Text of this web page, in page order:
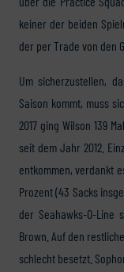
keiner der beiden
der per Trade von den
Um sicherzustellen,
Saison kommt, muss
2017 ging Wilson 139
seit dem Jahr 2012.
entkommen, verdankt
Prozent (43 Sacks
der Seahawks-O-
Brown. Auf den
schlecht besetzt.